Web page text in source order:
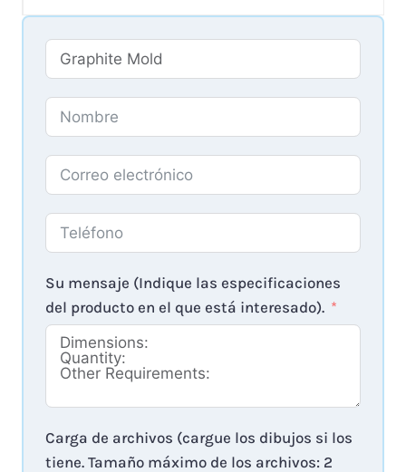
Su mensaje (Indique las especificaciones
del producto en el que está interesado).
Carga de archivos (cargue los dibujos si los
tiene. Tamaño máximo de los archivos: 2